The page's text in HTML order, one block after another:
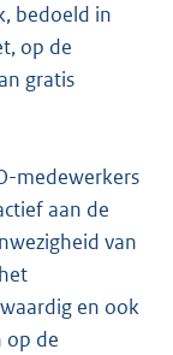
bedoeld in
op de
gratis
medewerkers
aan de
van
en ook
op de